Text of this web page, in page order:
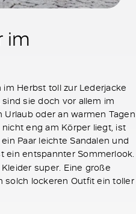
im
Herbst toll zur Lederjacke
sie doch vor allem im
Urlaub oder an warmen Tagen
eng am Körper liegt, ist
Paar leichte Sandalen und
ein entspannter Sommerlook.
super. Eine große
solch lockeren Outfit ein toller